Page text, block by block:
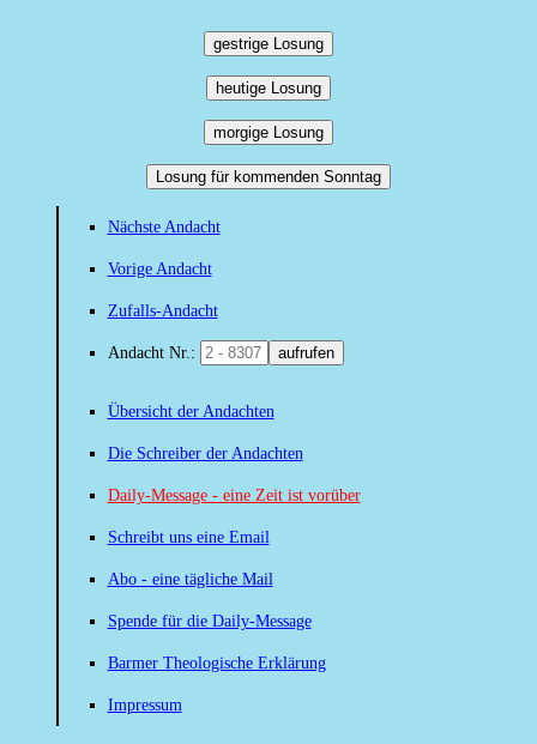
gestrige Losung
heutige Losung
morgige Losung
Losung für kommenden Sonntag
Nächste Andacht
Vorige Andacht
Zufalls-Andacht
Andacht Nr.: aufrufen
Übersicht der Andachten
Die Schreiber der Andachten
Daily-Message - eine Zeit ist vorüber
Schreibt uns eine Email
Abo - eine tägliche Mail
Spende für die Daily-Message
Barmer Theologische Erklärung
Impressum